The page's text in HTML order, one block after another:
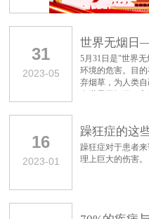
31
2023-05
世界无烟日
5月31日是"世界
环境的危害。目
弃烟草，为人类
16
2023-01
躁狂症的这
躁狂症对于患者
理上巨大的伤害。